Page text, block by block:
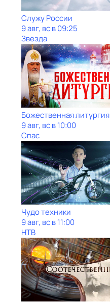
Служу Рoсcии
9 авг, вс в 09:25
Звезда
Божественная литургия
9 авг, вс в 10:00
Спас
Чудо техники
9 авг, вс в 11:00
НТВ